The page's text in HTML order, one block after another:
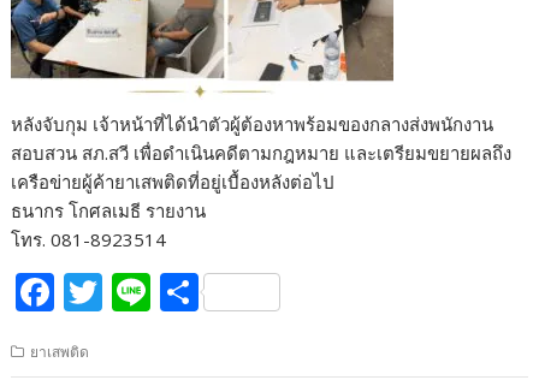
หลังจับกุม เจ้าหน้าที่ได้นำตัวผู้ต้องหาพร้อมของกลางส่งพนักงาน
สอบสวน สภ.สวี เพื่อดำเนินคดีตามกฎหมาย และเตรียมขยายผลถึง
เครือข่ายผู้ค้ายาเสพติดที่อยู่เบื้องหลังต่อไป
ธนากร โกศลเมธี รายงาน
โทร. 081-8923514
F
e
T
itt
Li
e
S
ar
ยาเสพติด